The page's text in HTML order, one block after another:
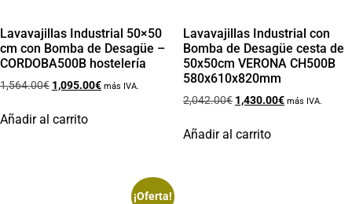
Lavavajillas Industrial 50×50
cm con Bomba de Desagüe –
CORDOBA500B hostelería
1,564.00€ 1,095.00€ más IVA.
Añadir al carrito
Lavavajillas Industrial con
Bomba de Desagüe cesta de
50x50cm VERONA CH500B
580x610x820mm
2,042.00€ 1,430.00€ más IVA.
Añadir al carrito
¡Oferta!